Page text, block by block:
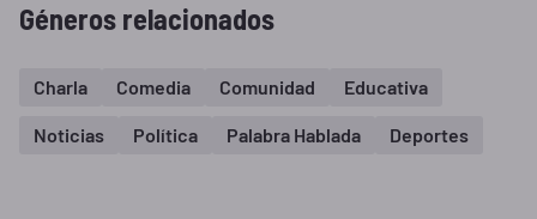
Géneros relacionados
Charla Comedia Comunidad Educativa
Noticias Política Palabra Hablada Deportes